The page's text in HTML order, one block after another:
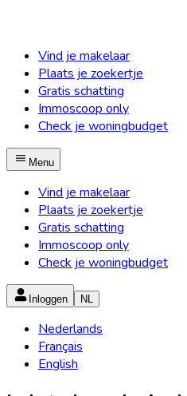
Vind je makelaar
Plaats je zoekertje
Gratis schatting
Immoscoop only
Check je woningbudget
Menu
Vind je makelaar
Plaats je zoekertje
Gratis schatting
Immoscoop only
Check je woningbudget
Inloggen NL
Nederlands
Français
English